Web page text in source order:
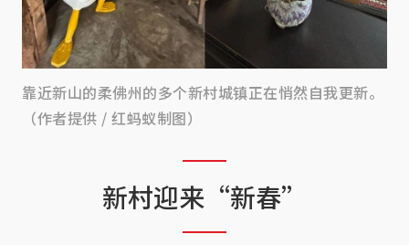
靠近新山的柔佛州的多个新村城镇正在悄然自我更新。
（作者提供 / 红蚂蚁制图）
新村迎来“新春”